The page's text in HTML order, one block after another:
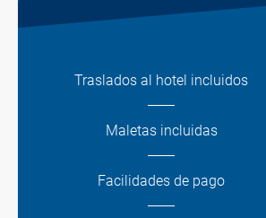
Traslados al hotel incluidos
Maletas incluidas
Facilidades de pago